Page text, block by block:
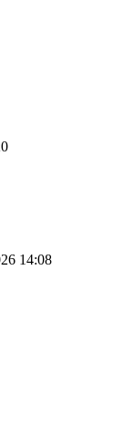
14:08